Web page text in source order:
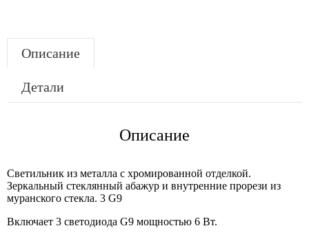
Описание
Детали
Описание
Светильник из металла с хромированной отделкой.
Зеркальный стеклянный абажур и внутренние прорези из
муранского стекла. 3 G9
Включает 3 светодиода G9 мощностью 6 Вт.